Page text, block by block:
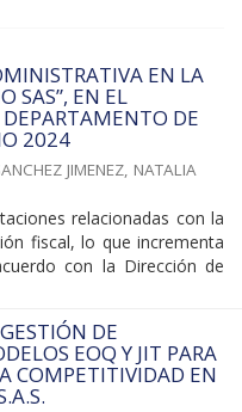
EN LA
SAS”, EN EL
DE
2024
JIMENEZ, NATALIA
relacionadas con la
fiscal, lo que incrementa
con la Dirección de
DE
EOQ Y JIT PARA
COMPETITIVIDAD EN